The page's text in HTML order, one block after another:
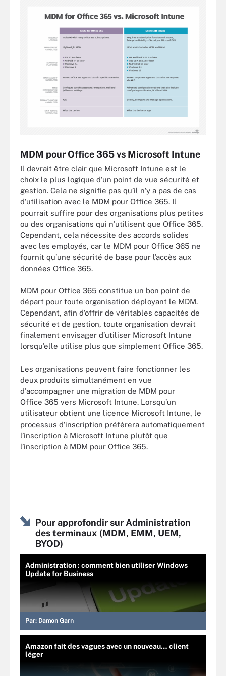
MDM pour Office 365 vs Microsoft Intune
Il devrait être clair que Microsoft Intune est le
choix le plus logique d’un point de vue sécurité et
gestion. Cela ne signifie pas qu’il n’y a pas de cas
d’utilisation avec le MDM pour Office 365. Il
pourrait suffire pour des organisations plus petites
ou des organisations qui n’utilisent que Office 365.
Cependant, cela nécessite des accords solides
avec les employés, car le MDM pour Office 365 ne
fournit qu’une sécurité de base pour l’accès aux
données Office 365.
MDM pour Office 365 constitue un bon point de
départ pour toute organisation déployant le MDM.
Cependant, afin d’offrir de véritables capacités de
sécurité et de gestion, toute organisation devrait
finalement envisager d’utiliser Microsoft Intune
lorsqu’elle utilise plus que simplement Office 365.
Les organisations peuvent faire fonctionner les
deux produits simultanément en vue
d'accompagner une migration de MDM pour
Office 365 vers Microsoft Intune. Lorsqu’un
utilisateur obtient une licence Microsoft Intune, le
processus d’inscription préférera automatiquement
l’inscription à Microsoft Intune plutôt que
l’inscription à MDM pour Office 365.
Pour approfondir sur Administration
des terminaux (MDM, EMM, UEM,
BYOD)
Administration : comment bien utiliser Windows
Update for Business
Par: Damon Garn
Amazon fait des vagues avec un nouveau… client
léger